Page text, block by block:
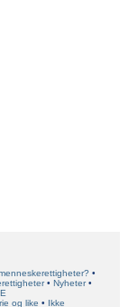
Nyheter
og like Ikke